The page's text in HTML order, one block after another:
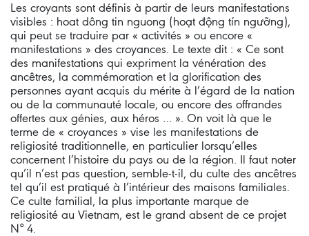
Les croyants sont définis à partir de leurs manifestations
visibles : hoat dông tin nguong (hoạt động tín ngưỡng),
qui peut se traduire par « activités » ou encore «
manifestations » des croyances. Le texte dit : « Ce sont
des manifestations qui expriment la vénération des
ancêtres, la commémoration et la glorification des
personnes ayant acquis du mérite à l’égard de la nation
ou de la communauté locale, ou encore des offrandes
offertes aux génies, aux héros … ». On voit là que le
terme de « croyances » vise les manifestations de
religiosité traditionnelle, en particulier lorsqu’elles
concernent l’histoire du pays ou de la région. Il faut noter
qu’il n’est pas question, semble-t-il, du culte des ancêtres
tel qu’il est pratiqué à l’intérieur des maisons familiales.
Ce culte familial, la plus importante marque de
religiosité au Vietnam, est le grand absent de ce projet
N° 4.